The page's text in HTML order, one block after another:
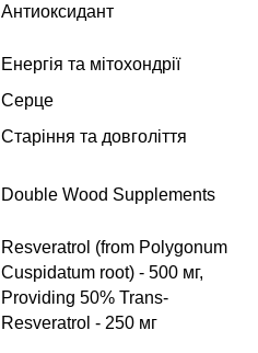
Антиоксидант
Енергія та мітохондрії
Серце
Старіння та довголіття
Double Wood Supplements
Resveratrol (from Polygonum
Cuspidatum root) - 500 мг,
Providing 50% Trans-
Resveratrol - 250 мг